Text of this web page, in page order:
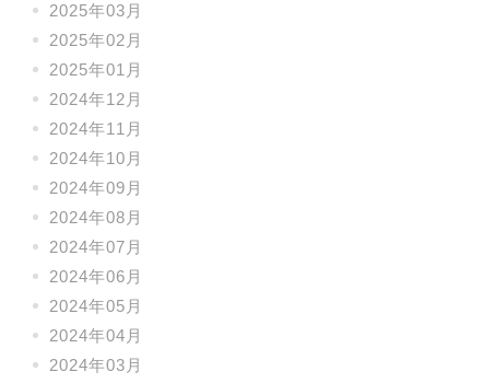
2025年03月
2025年02月
2025年01月
2024年12月
2024年11月
2024年10月
2024年09月
2024年08月
2024年07月
2024年06月
2024年05月
2024年04月
2024年03月